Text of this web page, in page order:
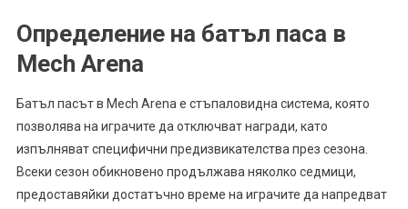
Определение на батъл паса в
Mech Arena
Батъл пасът в Mech Arena е стъпаловидна система, която
позволява на играчите да отключват награди, като
изпълняват специфични предизвикателства през сезона.
Всеки сезон обикновено продължава няколко седмици,
предоставяйки достатъчно време на играчите да напредват